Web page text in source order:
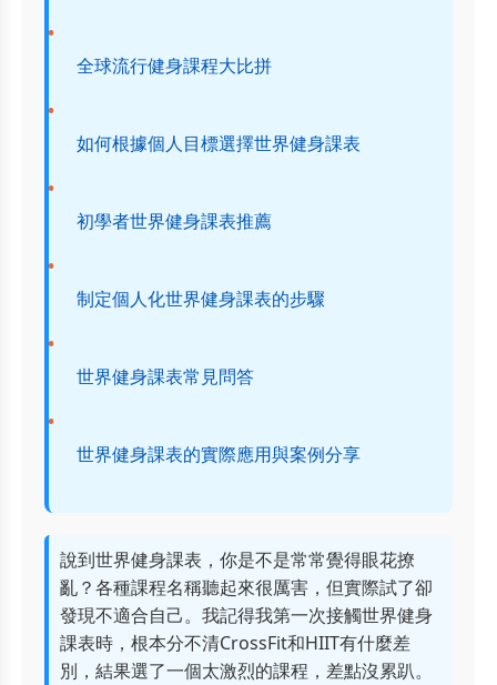
全球流行健身課程大比拼
如何根據個人目標選擇世界健身課表
初學者世界健身課表推薦
制定個人化世界健身課表的步驟
世界健身課表常見問答
世界健身課表的實際應用與案例分享
說到世界健身課表，你是不是常常覺得眼花撩
亂？各種課程名稱聽起來很厲害，但實際試了卻
發現不適合自己。我記得我第一次接觸世界健身
課表時，根本分不清CrossFit和HIIT有什麼差
別，結果選了一個太激烈的課程，差點沒累趴。